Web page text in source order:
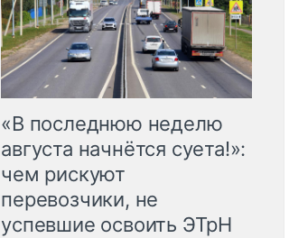
«В последнюю неделю
августа начнётся суета!»:
чем рискуют
перевозчики, не
успевшие освоить ЭТрН